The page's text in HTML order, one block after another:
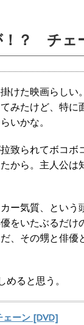
！？ チェ
けた映画らしい
みたけど、特に
いかな。
致られてボコボ
から。主人公は
ー気質、という
をいたぶるだけ
、その甥と俳優
めると思う。
ェーン [DVD]